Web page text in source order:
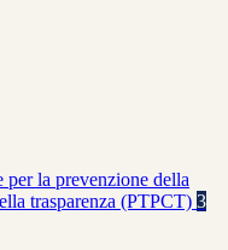
per la prevenzione della
trasparenza (PTPCT) 3